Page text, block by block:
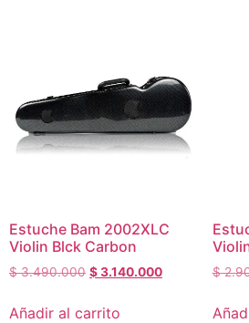
Estuche Bam 2002XLC
Violin Blck Carbon
$3.490.000 $3.140.000
Añadir al carrito
$